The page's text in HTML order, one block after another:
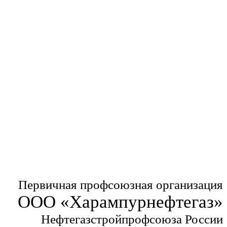
Первичная профсоюзная организация
ООО «Харампурнефтегаз»
Нефтегазстройпрофсоюза России